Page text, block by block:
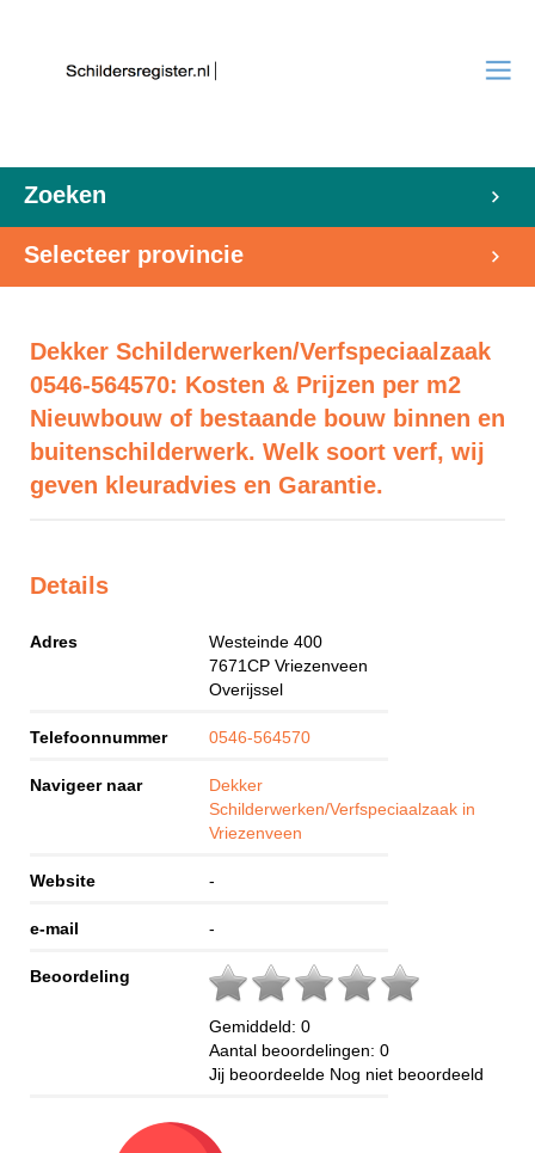
Zoeken
Selecteer provincie
Dekker Schilderwerken/Verfspeciaalzaak
0546-564570: Kosten & Prijzen per m2
Nieuwbouw of bestaande bouw binnen en
buitenschilderwerk. Welk soort verf, wij
geven kleuradvies en Garantie.
Details
Adres
Westeinde 400
7671CP Vriezenveen
Overijssel
Telefoonnummer 0546-564570
Navigeer naar
Dekker
Schilderwerken/Verfspeciaalzaak in
Vriezenveen
Website -
e-mail -
Beoordeling
Gemiddeld: 0
Aantal beoordelingen: 0
Jij beoordeelde Nog niet beoordeeld